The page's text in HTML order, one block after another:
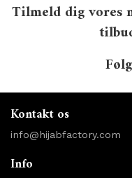
Tilmeld dig vores
Kontakt os
info@hijabfactory.com
Info